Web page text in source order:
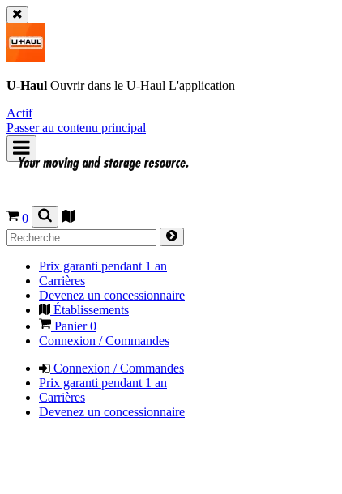
U-Haul Ouvrir dans le U-Haul L'application
Actif
Passer au contenu principal
0
Prix garanti pendant 1 an
Carrières
Devenez un concessionnaire
Établissements
Panier0
Connexion / Commandes
Connexion / Commandes
Prix garanti pendant 1 an
Carrières
Devenez un concessionnaire